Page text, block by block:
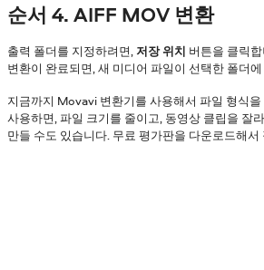
순서 4. AIFF MOV 변환
출력 폴더를 지정하려면, 저장 위치 버튼을 클릭
변환이 완료되면, 새 미디어 파일이 선택한 폴더
지금까지 Movavi 변환기를 사용해서 파일 형식
사용하면, 파일 크기를 줄이고, 동영상 클립을 잘
만들 수도 있습니다. 무료 평가판을 다운로드해